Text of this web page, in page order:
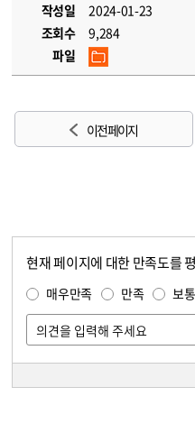
작성일
2024-01-23
조회수
9,284
파일
이전 페이지
현재 페이지에 대한 만족도를
매우만족 만족 보통